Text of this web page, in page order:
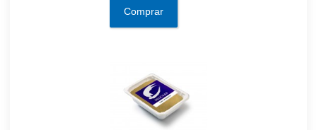
Comprar